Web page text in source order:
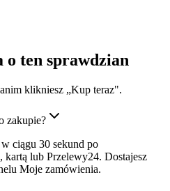
o ten sprawdzian
klikniesz „Kup teraz".
zakupie?
ciągu 30 sekund po
lub Przelewy24. Dostajesz
Moje zamówienia.